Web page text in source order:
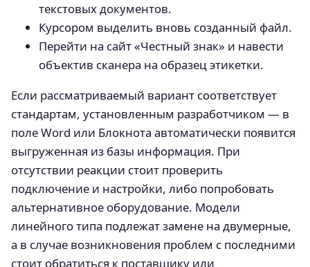
текстовых документов.
Курсором выделить вновь созданный файл.
Перейти на сайт «Честный знак» и навести
объектив сканера на образец этикетки.
Если рассматриваемый вариант соответствует
стандартам, установленным разработчиком — в
поле Word или Блокнота автоматически появится
выгруженная из базы информация. При
отсутствии реакции стоит проверить
подключение и настройки, либо попробовать
альтернативное оборудование. Модели
линейного типа подлежат замене на двумерные,
а в случае возникновения проблем с последними
стоит обратиться к поставщику или